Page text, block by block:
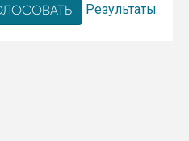
Результаты